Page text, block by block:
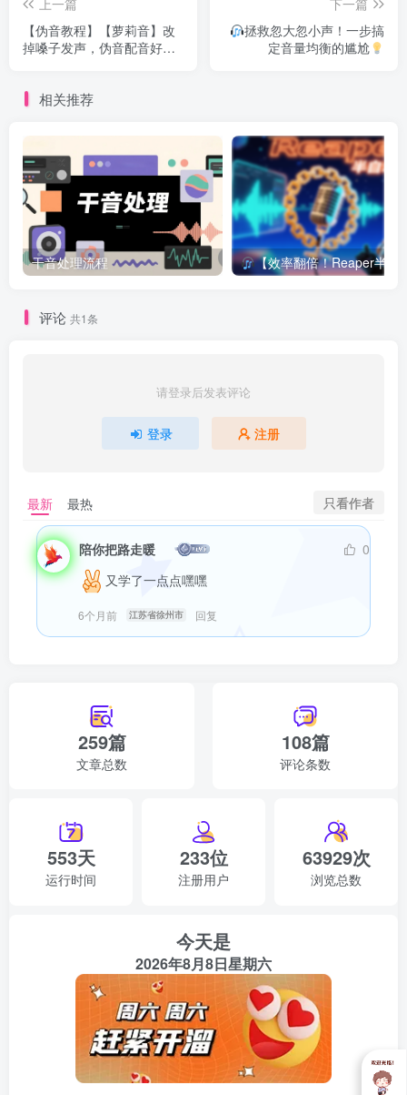
上一篇
【伪音教程】【萝莉音】改
掉嗓子发声，伪音配音好听
下一篇
拯救忽大忽小声！一步搞
定音量均衡的尴尬
相关推荐
干音处理流程 【效率翻倍！Reaper半自动对轨神器拯救崩溃的你】
评论 共1条
请登录后发表评论
登录 注册
最新 最热 只看作者
陪你把路走暖
0
又学了一点点嘿嘿
6个月前 江苏省徐州市 回复
553天
运行时间
233位
注册用户
63929次
浏览总数
259篇
文章总数
108篇
评论条数
今天是
2026年8月8日星期六